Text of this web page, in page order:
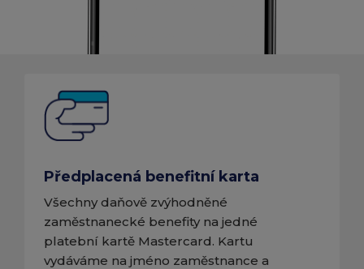
Předplacená benefitní karta
Všechny daňově zvýhodněné
zaměstnanecké benefity na jedné
platební kartě Mastercard. Kartu
vydáváme na jméno zaměstnance a